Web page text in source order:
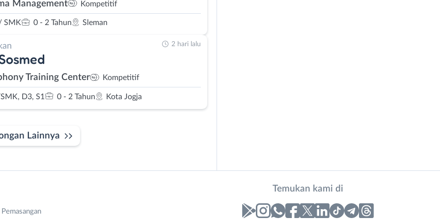
Management Kompetitif
SMK 0 - 2 Tahun Sleman
Training Center Kompetitif
D3, S1 0 - 2 Tahun Kota Jogja
2 hari lalu
Lainnya
Temukan kami di